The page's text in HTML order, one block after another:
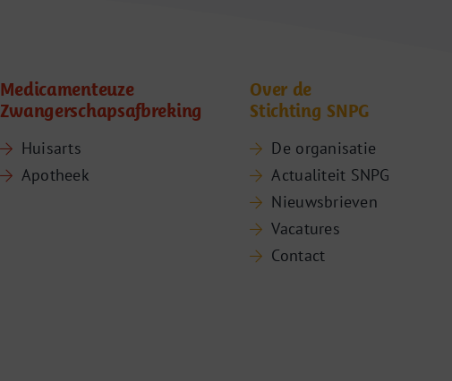
Medicamenteuze
Zwangerschapsafbreking
Huisarts
Apotheek
Over de
Stichting SNPG
De organisatie
Actualiteit SNPG
Nieuwsbrieven
Vacatures
Contact